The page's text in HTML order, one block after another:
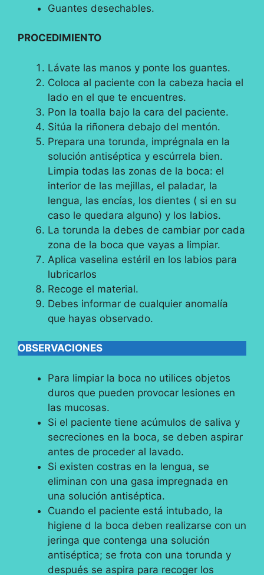
Guantes desechables.
PROCEDIMIENTO
Lávate las manos y ponte los guantes.
Coloca al paciente con la cabeza hacia el
lado en el que te encuentres.
Pon la toalla bajo la cara del paciente.
Sitúa la riñonera debajo del mentón.
Prepara una torunda, imprégnala en la
solución antiséptica y escúrrela bien.
Limpia todas las zonas de la boca: el
interior de las mejillas, el paladar, la
lengua, las encías, los dientes ( si en su
caso le quedara alguno) y los labios.
La torunda la debes de cambiar por cada
zona de la boca que vayas a limpiar.
Aplica vaselina estéril en los labios para
lubricarlos
Recoge el material.
Debes informar de cualquier anomalía
que hayas observado.
OBSERVACIONES
Para limpiar la boca no utilices objetos
duros que pueden provocar lesiones en
las mucosas.
Si el paciente tiene acúmulos de saliva y
secreciones en la boca, se deben aspirar
antes de proceder al lavado.
Si existen costras en la lengua, se
eliminan con una gasa impregnada en
una solución antiséptica.
Cuando el paciente está intubado, la
higiene d la boca deben realizarse con un
jeringa que contenga una solución
antiséptica; se frota con una torunda y
después se aspira para recoger los